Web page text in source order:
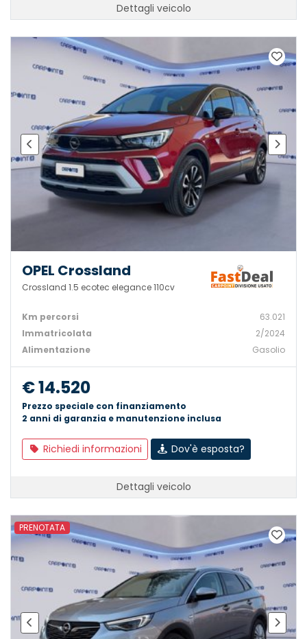
Dettagli veicolo
OPEL Crossland
Crossland 1.5 ecotec elegance 110cv
Km percorsi
63.021
Immatricolata
2/2024
Alimentazione
Gasolio
€ 14.520
Prezzo speciale con finanziamento
2 anni di garanzia e manutenzione inclusa
Richiedi informazioni Dov'è esposta?
Dettagli veicolo
PRENOTATA